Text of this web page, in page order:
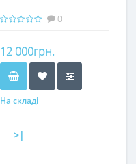
0
12 000грн.
На складі
>|